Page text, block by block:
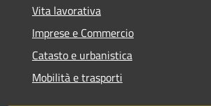
Vita lavorativa
Imprese e Commercio
Catasto e urbanistica
Mobilità e trasporti